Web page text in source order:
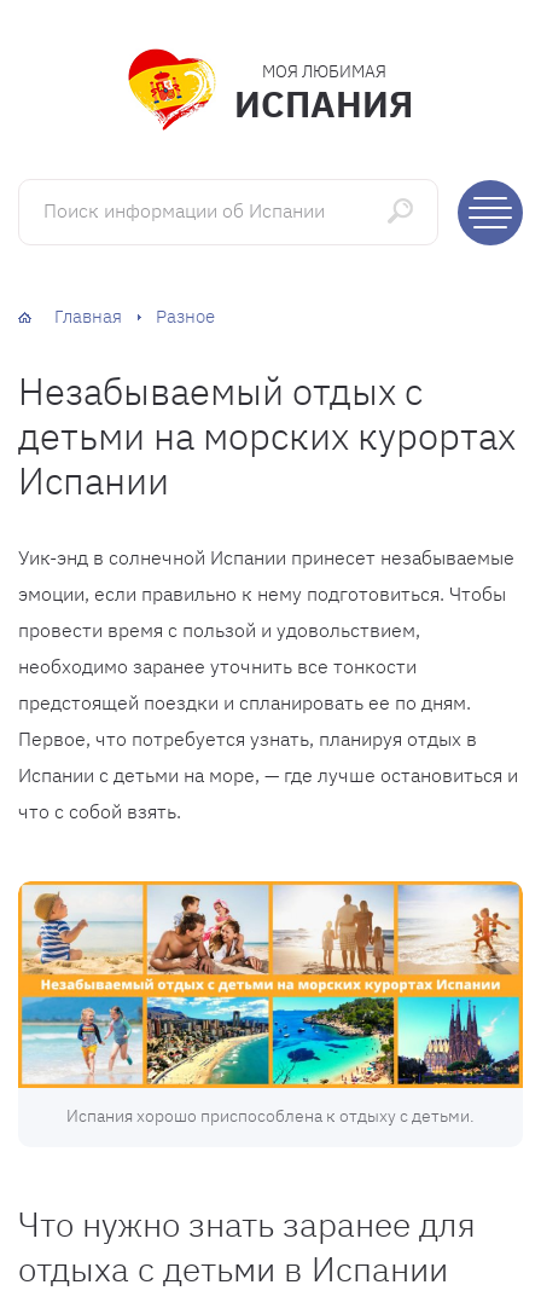
МОЯ ЛЮБИМАЯ
ИСПАНИЯ
Поиск информации об Испании
Главная Разное
Незабываемый отдых с
детьми на морских курортах
Испании
Уик-энд в солнечной Испании принесет незабываемые
эмоции, если правильно к нему подготовиться. Чтобы
провести время с пользой и удовольствием,
необходимо заранее уточнить все тонкости
предстоящей поездки и спланировать ее по дням.
Первое, что потребуется узнать, планируя отдых в
Испании с детьми на море, — где лучше остановиться и
что с собой взять.
Испания хорошо приспособлена к отдыху с детьми.
Что нужно знать заранее для
отдыха с детьми в Испании